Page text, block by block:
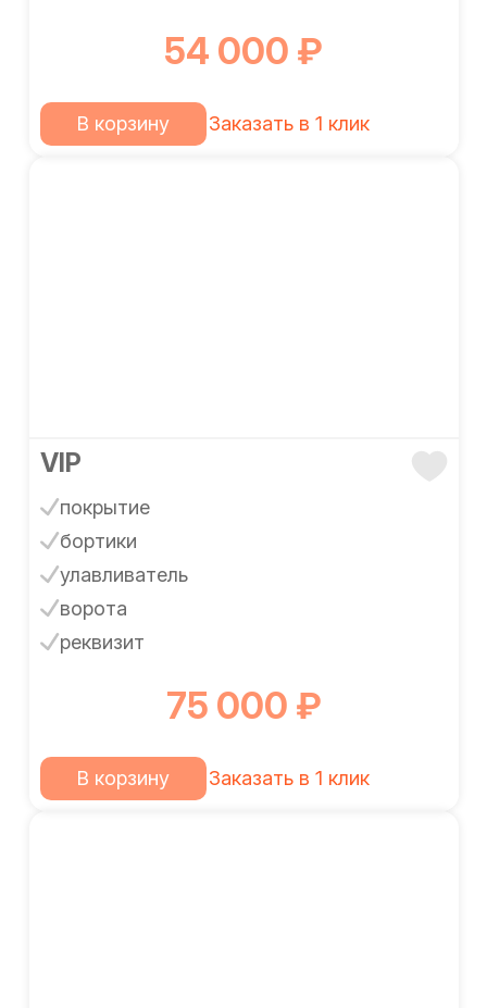
54 000 ₽
В корзину Заказать в 1 клик
VIP
покрытие
бортики
улавливатель
ворота
реквизит
75 000 ₽
В корзину Заказать в 1 клик